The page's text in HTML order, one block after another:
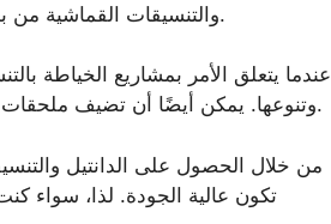
والتنسيقات القماشية من بجمع من الخيارات التي يمكن أن تضيف لمسة من الأناقة لتصميماتك.
عندما يتعلق الأمر بمشاريع الخياطة
وتنوعها. يمكن أيضًا أن تضيف ملحقات الديكور لمسة فريدة لأي ملابس، مما يجعل إبداعاتك تبرز عن البقية.
من خلال الحصول على الدانتيل
تكون عالية الجودة. لذا، سواء